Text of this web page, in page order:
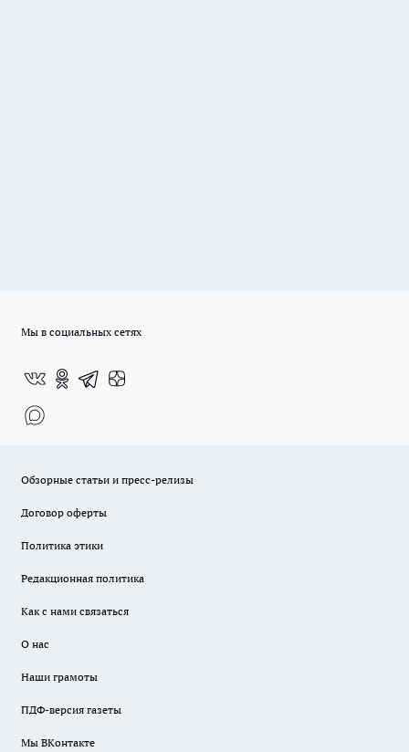
Мы в социальных сетях
Обзорные статьи и пресс-релизы
Договор оферты
Политика этики
Редакционная политика
Как с нами связаться
О нас
Наши грамоты
ПДФ-версия газеты
Мы ВКонтакте